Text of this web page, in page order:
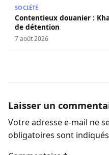
SOCIÉTÉ
Contentieux douanier :
de détention
7 août 2026
Laisser un
Votre adresse e-mail ne
obligatoires sont